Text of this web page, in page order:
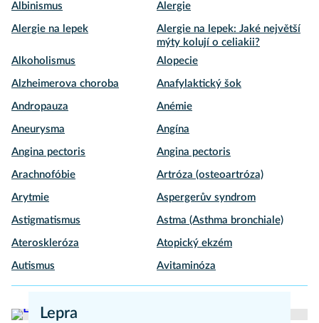
Albinismus Alergie
Alergie na lepek
Alergie na lepek: Jaké největší
mýty kolují o celiakii?
Alkoholismus
Alopecie
Alzheimerova choroba Anafylaktický šok
Andropauza Anémie
Aneurysma Angína
Angina pectoris Angina pectoris
Arachnofóbie Artróza (osteoartróza)
Arytmie Aspergerův syndrom
Astigmatismus Astma (Asthma bronchiale)
Ateroskleróza Atopický ekzém
Autismus Avitaminóza
Lepra